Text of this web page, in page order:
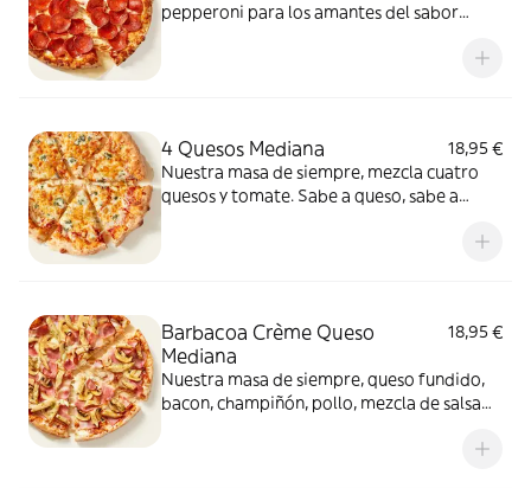
pepperoni para los amantes del sabor
4 Quesos Mediana
18,95 €
Nuestra masa de siempre, mezcla cuatro
quesos y tomate. Sabe a queso, sabe a
Barbacoa Crème Queso
Mediana
18,95 €
Nuestra masa de siempre, queso fundido,
bacon, champiñón, pollo, mezcla de salsa